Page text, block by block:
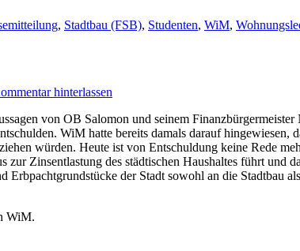
, Stadtbau (FSB), Studenten, WiM,
hinterlassen
von OB Salomon und seinem
WiM hatte bereits damals darauf
würden. Heute ist von Entschuldung keine Rede
Zinsentlastung des städtischen Haushaltes führt und
Erbpachtgrundstücke der Stadt sowohl an die Stadtbau
WiM.